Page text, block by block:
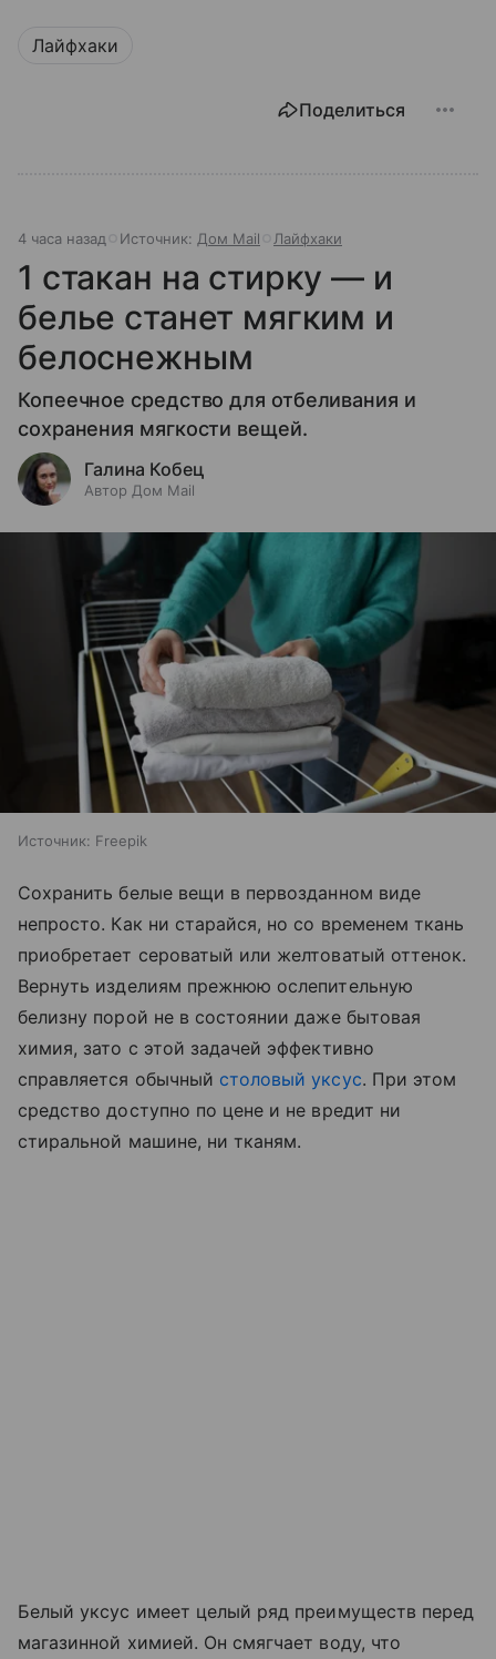
Лайфхаки
Поделиться
4 часа назад Источник: Дом Mail Лайфхаки
1 стакан на стирку — и
белье станет мягким и
белоснежным
Копеечное средство для отбеливания и
сохранения мягкости вещей.
Галина Кобец
Автор Дом Mail
Источник: Freepik
Сохранить белые вещи в первозданном виде
непросто. Как ни старайся, но со временем ткань
приобретает сероватый или желтоватый оттенок.
Вернуть изделиям прежнюю ослепительную
белизну порой не в состоянии даже бытовая
химия, зато с этой задачей эффективно
справляется обычный столовый уксус. При этом
средство доступно по цене и не вредит ни
стиральной машине, ни тканям.
Белый уксус имеет целый ряд преимуществ перед
магазинной химией. Он смягчает воду, что